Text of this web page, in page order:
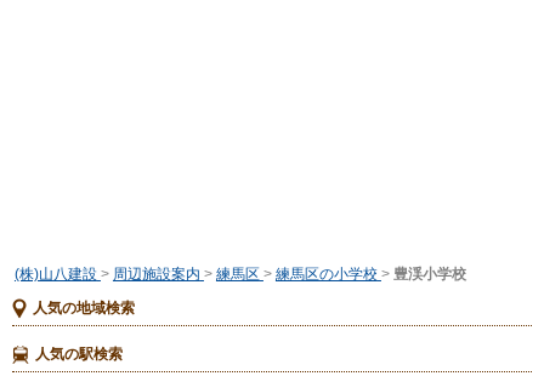
(株)山八建設 > 周辺施設案内 > 練馬区 > 練馬区の小学校 > 豊渓小学校
人気の地域検索
人気の駅検索